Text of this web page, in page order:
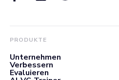
PRODUKTE
Unternehmen
Verbessern
Evaluieren